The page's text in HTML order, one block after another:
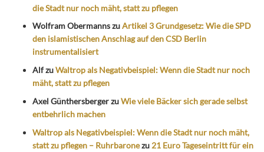
die Stadt nur noch mäht, statt zu pflegen
Wolfram ObermannszuArtikel 3 Grundgesetz: Wie die SPD
den islamistischen Anschlag auf den CSD Berlin
instrumentalisiert
AlfzuWaltrop als Negativbeispiel: Wenn die Stadt nur noch
mäht, statt zu pflegen
Axel GünthersbergerzuWie viele Bäcker sich gerade selbst
entbehrlich machen
Waltrop als Negativbeispiel: Wenn die Stadt nur noch mäht,
statt zu pflegen – Ruhrbaronezu 21 Euro Tageseintritt für ein